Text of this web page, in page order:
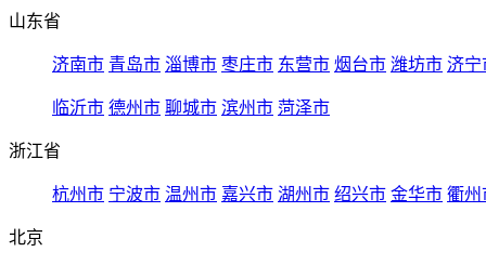
山东省
济南市 青岛市 淄博市 枣庄市 东营市 烟台市 潍坊市 济宁
临沂市 德州市 聊城市 滨州市 菏泽市
浙江省
杭州市 宁波市 温州市 嘉兴市 湖州市 绍兴市 金华市 衢州
北京